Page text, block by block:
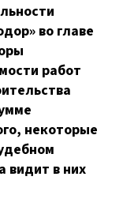
во главе
работ
некоторые
видит в них